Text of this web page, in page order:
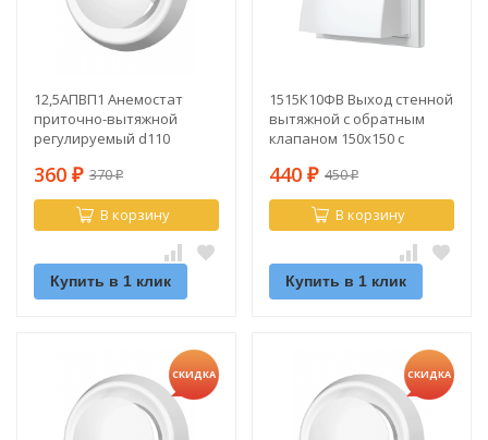
12,5АПВП1 Анемостат
приточно-вытяжной
регулируемый d110
360 ₽ 370₽
В корзину
Купить в 1 клик
1515К10ФВ Выход стенной
вытяжной с обратным
клапаном 150х150 с
440 ₽ 450₽
В корзину
Купить в 1 клик
СКИДКА СКИДКА